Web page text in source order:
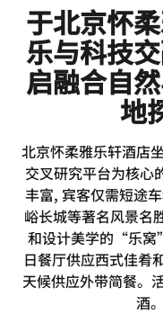
于北京怀
乐与科技
启融合自
地
北京怀柔雅乐轩酒店
交叉研究平台为核心
丰富, 宾客仅需短途
峪长城等著名风景名
和设计美学的“乐
日餐厅供应西式佳肴
天候供应外带简餐。
酒